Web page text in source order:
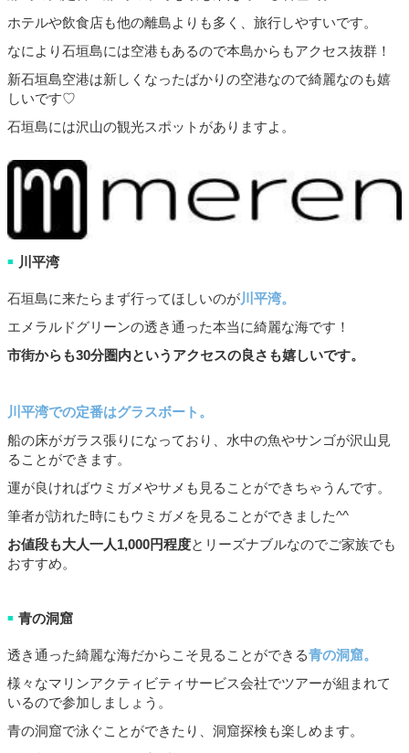
ホテルや飲食店も他の離島よりも多く、旅行しやすいです。
なにより石垣島には空港もあるので本島からもアクセス抜群！
新石垣島空港は新しくなったばかりの空港なので綺麗なのも嬉
しいです♡
石垣島には沢山の観光スポットがありますよ。
■ 川平湾
石垣島に来たらまず行ってほしいのが川平湾。
エメラルドグリーンの透き通った本当に綺麗な海です！
市街からも30分圏内というアクセスの良さも嬉しいです。
川平湾での定番はグラスボート。
船の床がガラス張りになっており、水中の魚やサンゴが沢山見
ることができます。
運が良ければウミガメやサメも見ることができちゃうんです。
筆者が訪れた時にもウミガメを見ることができました^^
お値段も大人一人1,000円程度とリーズナブルなのでご家族でも
おすすめ。
■ 青の洞窟
透き通った綺麗な海だからこそ見ることができる青の洞窟。
様々なマリンアクティビティサービス会社でツアーが組まれて
いるので参加しましょう。
青の洞窟で泳ぐことができたり、洞窟探検も楽しめます。